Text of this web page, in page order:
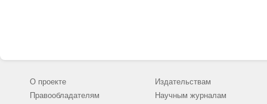
О проекте
Правообладателям
Издательствам
Научным журналам